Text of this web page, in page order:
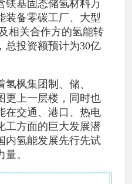
镁基固态储氢材料万
装备零碳工厂、大型
相关合作方的氢能转
总投资额预计为30亿
枫集团制、储、
更上一层楼，同时也
在交通、港口、热电
工方面的巨大发展潜
内氢能发展先行先试
。